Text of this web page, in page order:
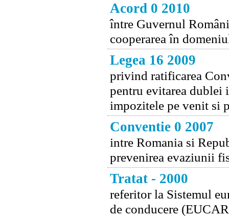
Acord 0 2010
între Guvernul
cooperarea în
Legea 16 2009
privind ratificarea
pentru evitarea dublei
impozitele pe venit si
Conventie 0 2007
intre Romania si
prevenirea evaziunii
Tratat - 2000
referitor la Sistemul
de conducere